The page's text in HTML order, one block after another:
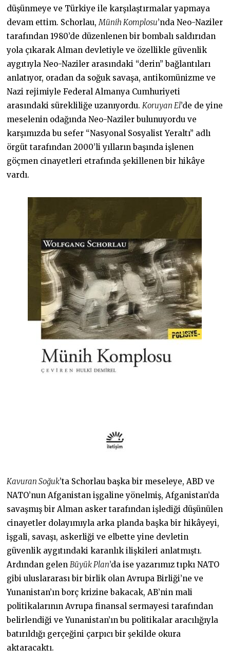
düşünmeye ve Türkiye ile karşılaştırmalar yapmaya
devam ettim. Schorlau, Münih Komplosu’nda Neo-Naziler
tarafından 1980’de düzenlenen bir bombalı saldırıdan
yola çıkarak Alman devletiyle ve özellikle güvenlik
aygıtıyla Neo-Naziler arasındaki “derin” bağlantıları
anlatıyor, oradan da soğuk savaşa, antikomünizme ve
Nazi rejimiyle Federal Almanya Cumhuriyeti
arasındaki sürekliliğe uzanıyordu. Koruyan El’de de yine
meselenin odağında Neo-Naziler bulunuyordu ve
karşımızda bu sefer “Nasyonal Sosyalist Yeraltı” adlı
örgüt tarafından 2000’li yılların başında işlenen
göçmen cinayetleri etrafında şekillenen bir hikâye
vardı.
Kavuran Soğuk’ta Schorlau başka bir meseleye, ABD ve
NATO’nun Afganistan işgaline yönelmiş, Afganistan’da
savaşmış bir Alman asker tarafından işlediği düşünülen
cinayetler dolayımıyla arka planda başka bir hikâyeyi,
işgali, savaşı, askerliği ve elbette yine devletin
güvenlik aygıtındaki karanlık ilişkileri anlatmıştı.
Ardından gelen Büyük Plan’da ise yazarımız tıpkı NATO
gibi uluslararası bir birlik olan Avrupa Birliği’ne ve
Yunanistan’ın borç krizine bakacak, AB’nin mali
politikalarının Avrupa finansal sermayesi tarafından
belirlendiği ve Yunanistan’ın bu politikalar aracılığıyla
batırıldığı gerçeğini çarpıcı bir şekilde okura
aktaracaktı.